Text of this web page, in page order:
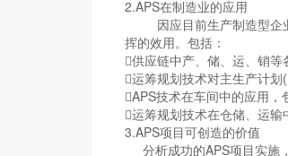
2.APS在制造业的应用
因应目前生产制造型企业
挥的效用。包括：
供应链中产、储、运、销等
运筹规划技术对主生产计划
APS技术在车间中的应用
运筹规划技术在仓储、运输
3.APS项目可创造的价值
分析成功的APS项目实施